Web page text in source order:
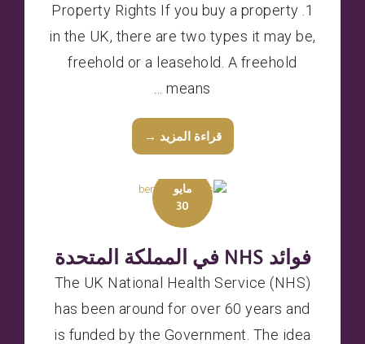
1. Property Rights If you buy a property
in the UK, there are two types it may be,
freehold or a leasehold. A freehold
means ...
قراءة المزيد →
مايو
30
فوائد NHS في المملكة المتحدة
The UK National Health Service (NHS)
has been around for over 60 years and
is funded by the Government. The idea